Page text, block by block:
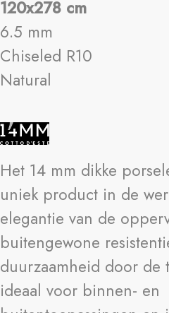
120x278 cm
6.5 mm
Chiseled R10
Natural
Het 14 mm dikke
uniek product in de
elegantie van de
buitengewone
duurzaamheid door de
ideaal voor binnen- en